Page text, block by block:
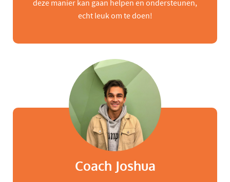
deze manier kan gaan helpen en ondersteunen,
echt leuk om te doen!
Coach Joshua